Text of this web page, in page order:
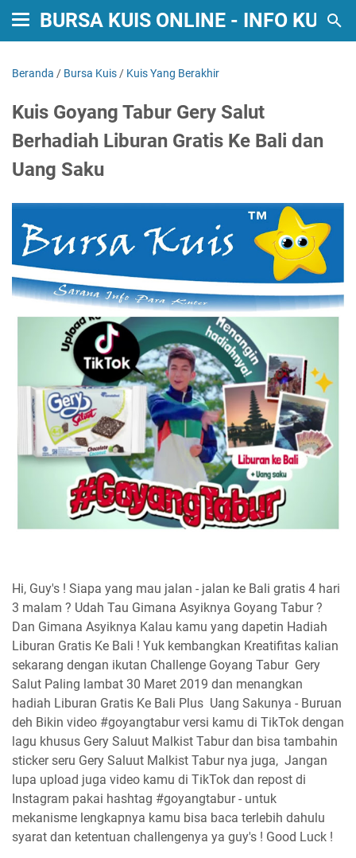
BURSA KUIS ONLINE - INFO KUIS
Beranda / Bursa Kuis / Kuis Yang Berakhir
Kuis Goyang Tabur Gery Salut
Berhadiah Liburan Gratis Ke Bali dan
Uang Saku
Hi, Guy's ! Siapa yang mau jalan - jalan ke Bali gratis 4 hari
3 malam ? Udah Tau Gimana Asyiknya Goyang Tabur ?
Dan Gimana Asyiknya Kalau kamu yang dapetin Hadiah
Liburan Gratis Ke Bali ! Yuk kembangkan Kreatifitas kalian
sekarang dengan ikutan Challenge Goyang Tabur Gery
Salut Paling lambat 30 Maret 2019 dan menangkan
hadiah Liburan Gratis Ke Bali Plus Uang Sakunya - Buruan
deh Bikin video #goyangtabur versi kamu di TikTok dengan
lagu khusus Gery Saluut Malkist Tabur dan bisa tambahin
sticker seru Gery Saluut Malkist Tabur nya juga, Jangan
lupa upload juga video kamu di TikTok dan repost di
Instagram pakai hashtag #goyangtabur - untuk
mekanisme lengkapnya kamu bisa baca terlebih dahulu
syarat dan ketentuan challengenya ya guy's ! Good Luck !